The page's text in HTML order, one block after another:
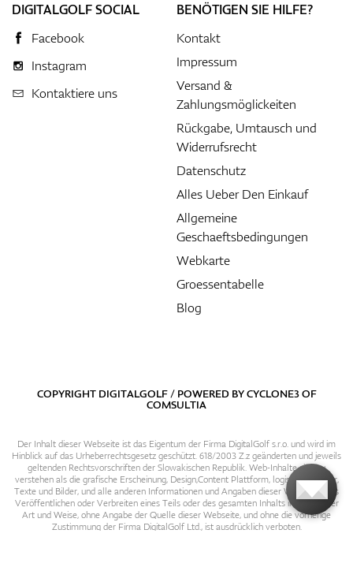
DIGITALGOLF SOCIAL
Facebook
Instagram
Kontaktiere uns
BENÖTIGEN SIE HILFE?
Kontakt
Impressum
Versand &
Zahlungsmöglickeiten
Rückgabe, Umtausch und
Widerrufsrecht
Datenschutz
Alles Ueber Den Einkauf
Allgemeine
Geschaeftsbedingungen
Webkarte
Groessentabelle
Blog
COPYRIGHT DIGITALGOLF / POWERED BYCYCLONE3OF
COMSULTIA
Der Inhalt dieser Webseite ist das Eigentum der Firma DigitalGolf s.r.o. und wird im
Hinblick auf das Urheberrechtsgesetz geschützt. 618/2003 Z.z geänderten und jeweils
geltenden Rechtsvorschriften der Slowakischen Republik. Web-Inhalte sind zu
verstehen als die grafische Erscheinung, Design,Content Plattform, logische Struktur,
Texte und Bilder, und alle anderen Informationen und Angaben dieser Webseite. Das
Veröffentlichen oder Verbreiten eines Teils oder des gesamten Inhalts in irgendeiner
Art und Weise, ohne Angabe der Quelle dieser Webseite, und ohne die vorherige
Zustimmung der Firma DigitalGolf Ltd., ist ausdrücklich verboten.